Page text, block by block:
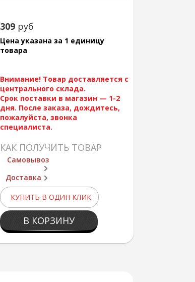
309 руб
Цена указана за 1 единицу
товара
Внимание! Товар доставляется с
центрального склада.
Срок поставки в магазин — 1-2
дня. После заказа, дождитесь,
пожалуйста, звонка
специалиста.
КАК ПОЛУЧИТЬ ТОВАР
Самовывоз
Доставка
КУПИТЬ В ОДИН КЛИК
В КОРЗИНУ